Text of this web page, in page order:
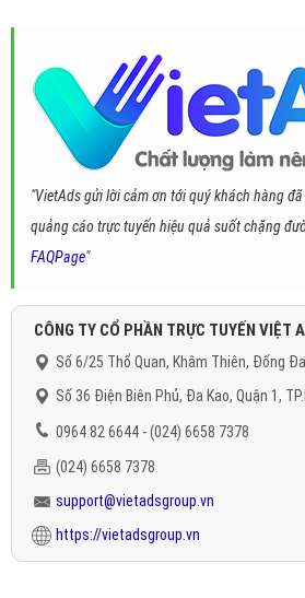
"VietAds gửi lời cảm ơn tới quý khách hàng
quảng cáo trực tuyến hiệu quả suốt chặng
FAQPage"
CÔNG TY CỔ PHẦN TRỰC TUYẾN VIỆT
Số 6/25 Thổ Quan, Khâm Thiên, Đống
Số 36 Điện Biên Phủ, Đa Kao, Quận 1,
0964 82 6644 - (024) 6658 7378
(024) 6658 7378
support@vietadsgroup.vn
https://vietadsgroup.vn